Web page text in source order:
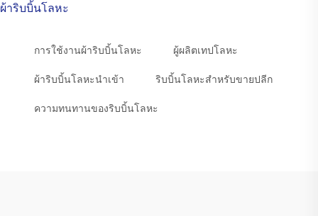
ผ้าริบบิ้นโลหะ
การใช้งานผ้าริบบิ้นโลหะ ผู้ผลิตเทปโลหะ
ผ้าริบบิ้นโลหะนำเข้า ริบบิ้นโลหะสำหรับขายปลีก
ความทนทานของริบบิ้นโลหะ